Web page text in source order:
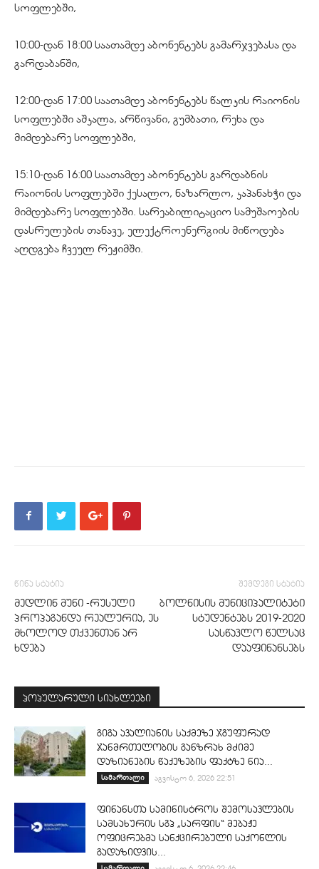
სოფლებში,
10:00-დან 18:00 საათამდე აბონენტებს გამარჯვებასა და
გარდაბანში,
12:00-დან 17:00 საათამდე აბონენტებს წალკის რაიონის
სოფლებში აშკალა, არწივანი, გუმბათი, რეხა და
მიმდებარე სოფლებში,
15:10-დან 16:00 საათამდე აბონენტებს გარდაბნის
რაიონის სოფლებში ქესალო, ნაზარლო, კაპანახჭი და
მიმდებარე სოფლებში. სარეაბილიტაციო სამუშაოების
დასრულების თანავე, ელექტროენერგიის მიწოდება
აღდგება ჩვეულ რეჟიმში.
წინა სტატია
მედლინ მუნი -რუსული
პროპაგანდა რეალურია, ეს
მხოლოდ თქვენთან არ
ხდება
შემდეგი სტატია
ბოლნისის მუნიციპალიტეტი
სტუდენტებს 2019-2020
სასწავლო წელსაც
დააფინანსებს
პოპულარული სიახლეები
გიგა ავალიანის საქმეზე ჯგუფურად
ჯანმრთელობის განზრახ მძიმე
დაზიანების წაქეზების ფაქტზე ნია...
სამართალი აგვისტო 6, 2026 22:51
ფინანსთა სამინისტროს შემოსავლების
სამსახურის სგპ „სარფის“ მებაჟე
ოფიცრებმა სანქცირებული საქონლის
გადაზიდვის...